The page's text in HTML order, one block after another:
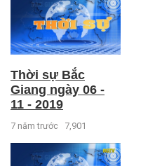
Thời sự Bắc
Giang ngày 06 -
11 - 2019
7 năm trước 7,901